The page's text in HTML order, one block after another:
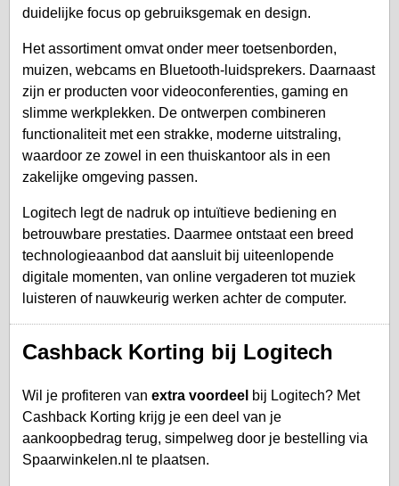
duidelijke focus op gebruiksgemak en design.
Het assortiment omvat onder meer toetsenborden,
muizen, webcams en Bluetooth-luidsprekers. Daarnaast
zijn er producten voor videoconferenties, gaming en
slimme werkplekken. De ontwerpen combineren
functionaliteit met een strakke, moderne uitstraling,
waardoor ze zowel in een thuiskantoor als in een
zakelijke omgeving passen.
Logitech legt de nadruk op intuïtieve bediening en
betrouwbare prestaties. Daarmee ontstaat een breed
technologieaanbod dat aansluit bij uiteenlopende
digitale momenten, van online vergaderen tot muziek
luisteren of nauwkeurig werken achter de computer.
Cashback Korting bij Logitech
Wil je profiteren van extra voordeel bij Logitech? Met
Cashback Korting krijg je een deel van je
aankoopbedrag terug, simpelweg door je bestelling via
Spaarwinkelen.nl te plaatsen.